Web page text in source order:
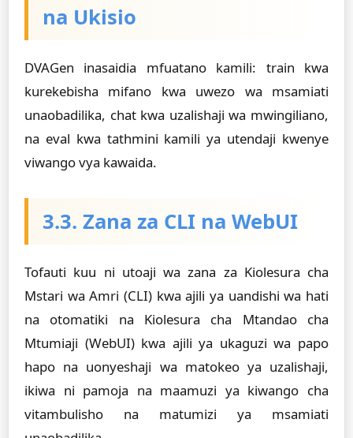
na Ukisio
DVAGen inasaidia mfuatano kamili: train kwa
kurekebisha mifano kwa uwezo wa msamiati
unaobadilika, chatkwa uzalishaji wa mwingiliano,
na eval kwa tathmini kamili ya utendaji kwenye
viwango vya kawaida.
3.3. Zana za CLI na WebUI
Tofauti kuu ni utoaji wa zana za Kiolesura cha
Mstari wa Amri (CLI) kwa ajili ya uandishi wa hati
na otomatiki na Kiolesura cha Mtandao cha
Mtumiaji (WebUI) kwa ajili ya ukaguzi wa papo
hapo na uonyeshaji wa matokeo ya uzalishaji,
ikiwa ni pamoja na maamuzi ya kiwango cha
vitambulisho na matumizi ya msamiati